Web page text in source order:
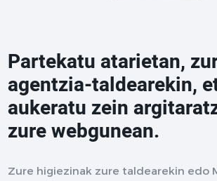
Partekatu atarietan,
agentzia-taldearekin,
aukeratu zein
zure webgunean.
Zure higiezinak zure taldearekin edo